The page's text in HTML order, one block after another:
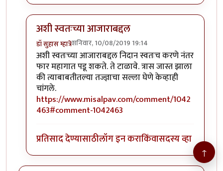
अशी स्वतःच्या आजाराबद्दल
डॉ सुहास म्हात्रेशनिवार, 10/08/2019 19:14
In reply toजॉन भाऊ मी तणावग्रस्त नसुनbyतमराज
अशी स्वतःच्या आजाराबद्दल निदान स्वतःच करणे नंतर
फार महागात पडू शकते. ते टाळावे. त्रास जास्त झाला
की त्याबाबतीतल्या तज्ज्ञाचा सल्ला घेणे केव्हाही
चांगले.
https://www.misalpav.com/comment/1042
463#comment-1042463
प्रतिसाद देण्यासाठीलॉग इन कराकिंवासदस्य व्हा
↑